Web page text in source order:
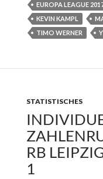
EUROPA LEAGUE
KEVIN KAMPL
TIMO WERNER
STATISTISCHES
RB
1